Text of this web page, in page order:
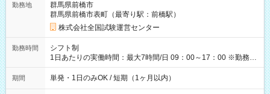
例】 ・河合塾模擬試験 8:30～17:30（休憩1時間） 時給1,300円
×8時間＝日収10,400円＋交通費 ※当日の役割により時給＋100
円の場合あり ・国家試験 7:00～13:30（休憩なし） 時給1,300
円（役割手当＋100円）×6時間＝日収8,400円＋交通費 【試用期
間】試用期間なし
勤務地
群馬県前橋市
群馬県前橋市表町（最寄り駅：前橋駅）
株式会社全国試験運営センター
勤務時間
シフト制
1日あたりの実働時間：最大7時間/日 09：00～17：00 ※勤務時
間は 試験により異なります。
期間 単発・1日のみOK / 短期（1ヶ月以内）